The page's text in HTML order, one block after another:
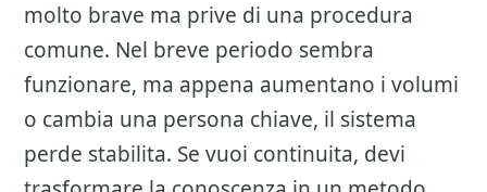
molto brave ma prive di una procedura
comune. Nel breve periodo sembra
funzionare, ma appena aumentano i volumi
o cambia una persona chiave, il sistema
perde stabilita. Se vuoi continuita, devi